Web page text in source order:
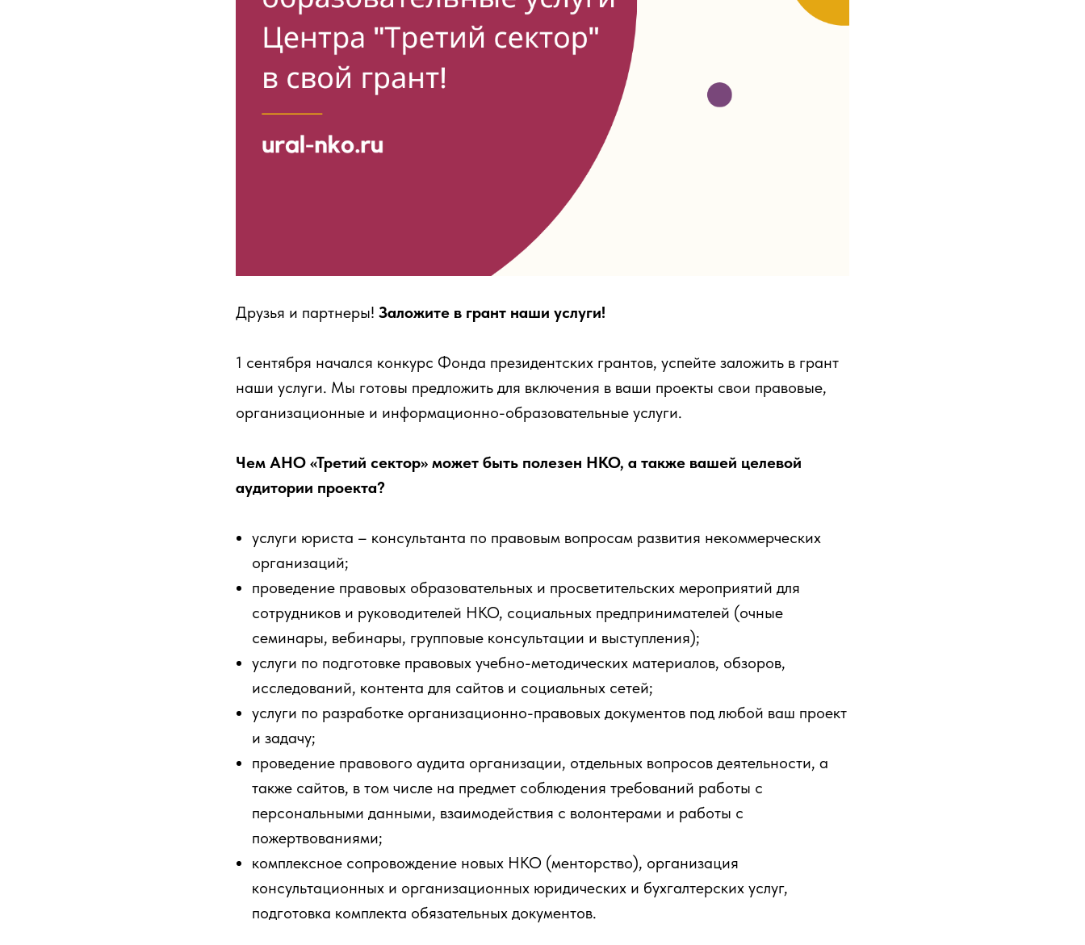
Друзья и партнеры! Заложите в грант наши услуги!
1 сентября начался конкурс Фонда президентских грантов, успейте заложить в грант
наши услуги. Мы готовы предложить для включения в ваши проекты свои правовые,
организационные и информационно-образовательные услуги.
Чем АНО «Третий сектор» может быть полезен НКО, а также вашей целевой
аудитории проекта?
услуги юриста – консультанта по правовым вопросам развития некоммерческих
организаций;
проведение правовых образовательных и просветительских мероприятий для
сотрудников и руководителей НКО, социальных предпринимателей (очные
семинары, вебинары, групповые консультации и выступления);
услуги по подготовке правовых учебно-методических материалов, обзоров,
исследований, контента для сайтов и социальных сетей;
услуги по разработке организационно-правовых документов под любой ваш проект
и задачу;
проведение правового аудита организации, отдельных вопросов деятельности, а
также сайтов, в том числе на предмет соблюдения требований работы с
персональными данными, взаимодействия с волонтерами и работы с
пожертвованиями;
комплексное сопровождение новых НКО (менторство), организация
консультационных и организационных юридических и бухгалтерских услуг,
подготовка комплекта обязательных документов.